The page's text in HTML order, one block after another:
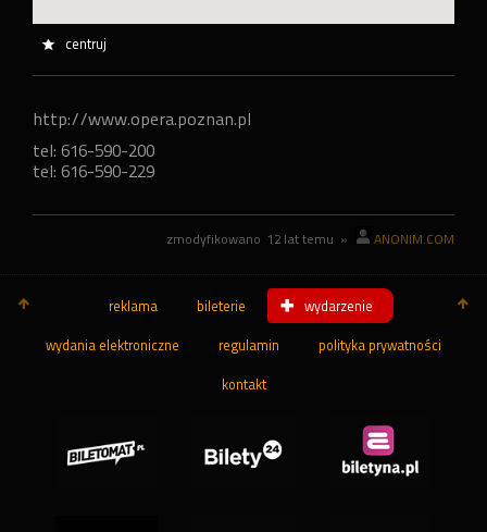
centruj
http://www.opera.poznan.pl
tel: 616-590-200
tel: 616-590-229
zmodyfikowano 12 lat temu » ANONIM.COM
reklama bileterie wydarzenie
wydania elektroniczne regulamin polityka prywatności
kontakt